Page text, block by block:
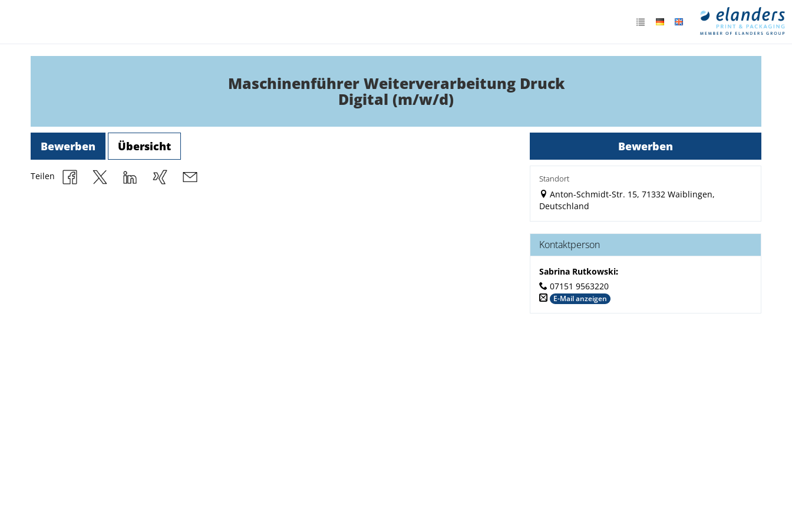
Maschinenführer Weiterverarbeitung Druck
Digital (m/w/d)
Bewerben Übersicht
Teilen
Bewerben
Standort
Anton-Schmidt-Str. 15, 71332 Waiblingen,
Deutschland
Kontaktperson
Sabrina Rutkowski:
07151 9563220
E-Mail anzeigen